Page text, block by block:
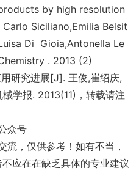
by high resolution
Siciliano,Emilia Belsit
Di Gioia,Antonella Le
. 2013 (2)
究进展[J]. 王俊,崔绍庆,
学报. 2013(11)，转载请注
众号
，仅供参考！如有不当，
应在在缺乏具体的专业建议